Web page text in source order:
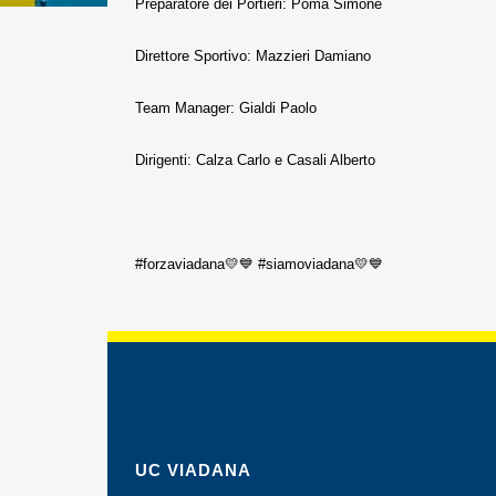
Preparatore dei Portieri: Poma Simone
Direttore Sportivo: Mazzieri Damiano
Team Manager: Gialdi Paolo
Dirigenti: Calza Carlo e Casali Alberto
#forzaviadana💛💙 #siamoviadana💛💙
UC VIADANA